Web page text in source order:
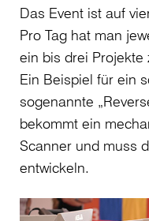
Das Event ist auf
Pro Tag hat man
ein bis drei Projekte
Ein Beispiel für ein
sogenannte
bekommt ein
Scanner und muss
entwickeln.